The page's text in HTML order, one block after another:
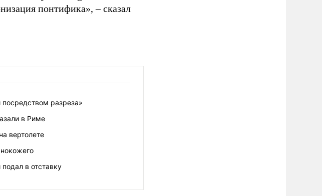
понтифика», – сказал
посредством разреза»
в Риме
вертолете
в отставку